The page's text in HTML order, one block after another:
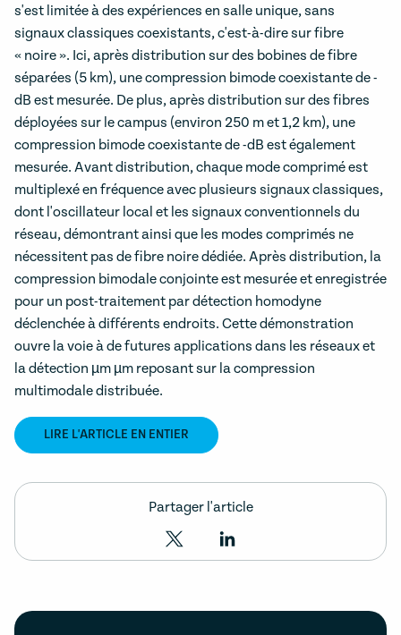
s'est limitée à des expériences en salle unique, sans
signaux classiques coexistants, c'est-à-dire sur fibre
« noire ». Ici, après distribution sur des bobines de fibre
séparées (5 km), une compression bimode coexistante de -
dB est mesurée. De plus, après distribution sur des fibres
déployées sur le campus (environ 250 m et 1,2 km), une
compression bimode coexistante de -dB est également
mesurée. Avant distribution, chaque mode comprimé est
multiplexé en fréquence avec plusieurs signaux classiques,
dont l'oscillateur local et les signaux conventionnels du
réseau, démontrant ainsi que les modes comprimés ne
nécessitent pas de fibre noire dédiée. Après distribution, la
compression bimodale conjointe est mesurée et enregistrée
pour un post-traitement par détection homodyne
déclenchée à différents endroits. Cette démonstration
ouvre la voie à de futures applications dans les réseaux et
la détection µm µm reposant sur la compression
multimodale distribuée.
LIRE L'ARTICLE EN ENTIER
Partager l'article